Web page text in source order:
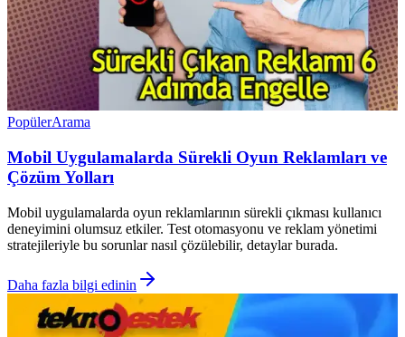
PopülerArama
Mobil Uygulamalarda Sürekli Oyun Reklamları ve
Çözüm Yolları
Mobil uygulamalarda oyun reklamlarının sürekli çıkması kullanıcı
deneyimini olumsuz etkiler. Test otomasyonu ve reklam yönetimi
stratejileriyle bu sorunlar nasıl çözülebilir, detaylar burada.
Daha fazla bilgi edinin